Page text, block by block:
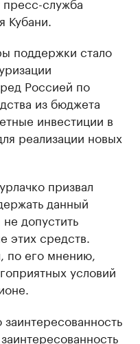
Кубани.
поддержки стало
Россией по
из бюджета
инвестиции в
реализации новых
призвал
данный
допустить
этих средств.
по его мнению,
условий